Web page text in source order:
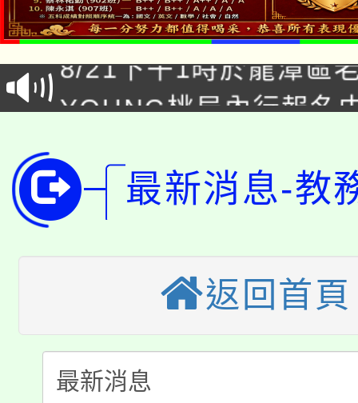
「本色祭」8/29、30在
場熱烈登場!
8/21下午1時於龍潭區
徵才活動。
YOUNG桃局內行報名
開!
115年桃園市運動會8/
田徑場及游泳池舉行。
桃園市低收入戶享有免
視費優惠，中低收入戶
半價優惠，詳情可洽有
者。
大園自造教育及科技中
份教師增能研習
大溪自造教育及科技
份教師研習
淨零綠生活教案入校路
會
115年食農教育專業人
最新消息-教
返回首頁